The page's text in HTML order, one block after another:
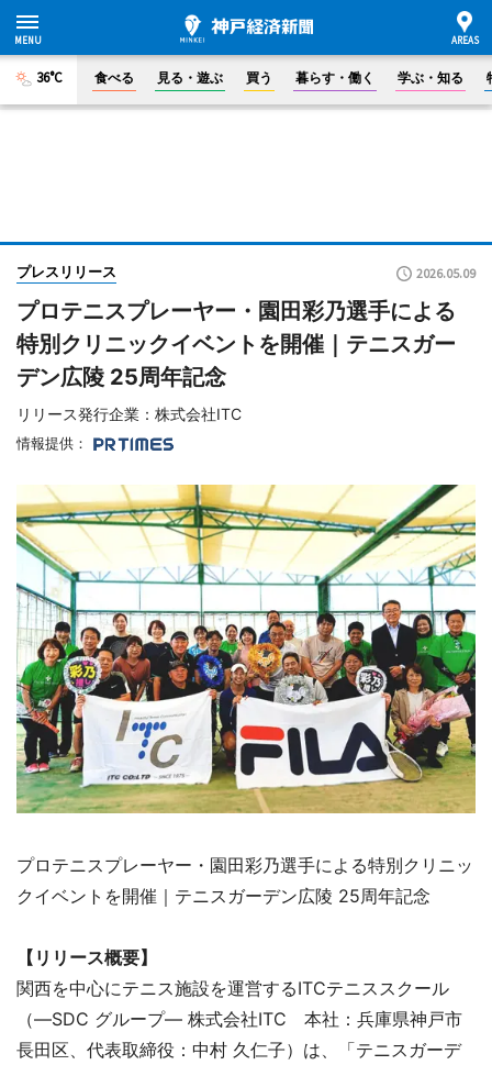
36°C 食べる 見る・遊ぶ 買う 暮らす・働く 学ぶ・知る
プレスリリース 2026.05.09
プロテニスプレーヤー・園田彩乃選手による
特別クリニックイベントを開催｜テニスガー
デン広陵 25周年記念
リリース発行企業：株式会社ITC
情報提供：
プロテニスプレーヤー・園田彩乃選手による特別クリニッ
クイベントを開催｜テニスガーデン広陵 25周年記念
【リリース概要】
関西を中心にテニス施設を運営するITCテニススクール
（―SDC グループ― 株式会社ITC 本社：兵庫県神戸市
長田区、代表取締役：中村 久仁子）は、「テニスガーデ